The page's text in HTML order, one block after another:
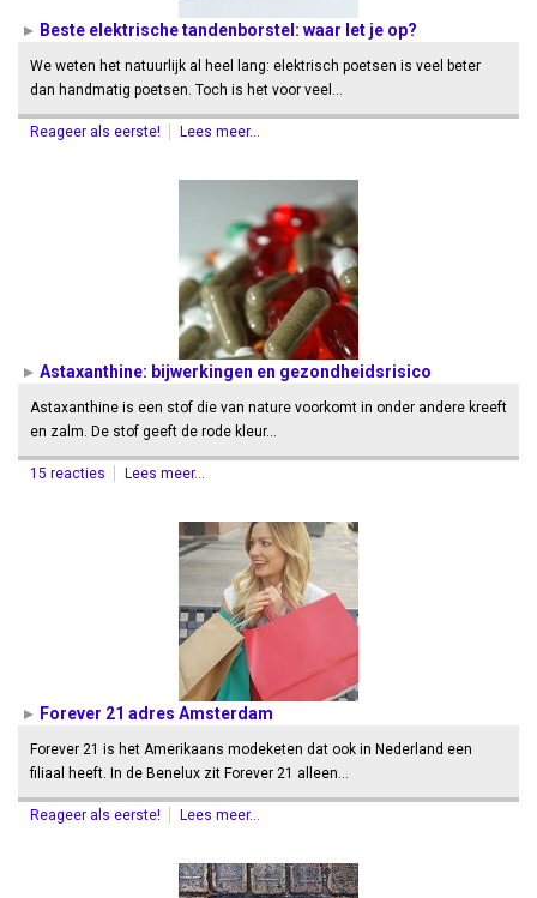
Beste elektrische tandenborstel: waar let je op?
We weten het natuurlijk al heel lang: elektrisch poetsen is veel beter
dan handmatig poetsen. Toch is het voor veel…
Reageer als eerste! Lees meer...
Astaxanthine: bijwerkingen en gezondheidsrisico
Astaxanthine is een stof die van nature voorkomt in onder andere kreeft
en zalm. De stof geeft de rode kleur…
15 reacties Lees meer...
Forever 21 adres Amsterdam
Forever 21 is het Amerikaans modeketen dat ook in Nederland een
filiaal heeft. In de Benelux zit Forever 21 alleen…
Reageer als eerste! Lees meer...